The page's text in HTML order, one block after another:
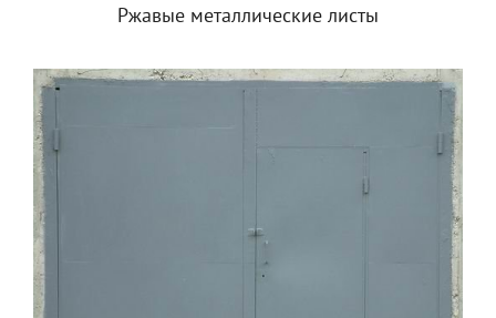
Ржавые металлические листы